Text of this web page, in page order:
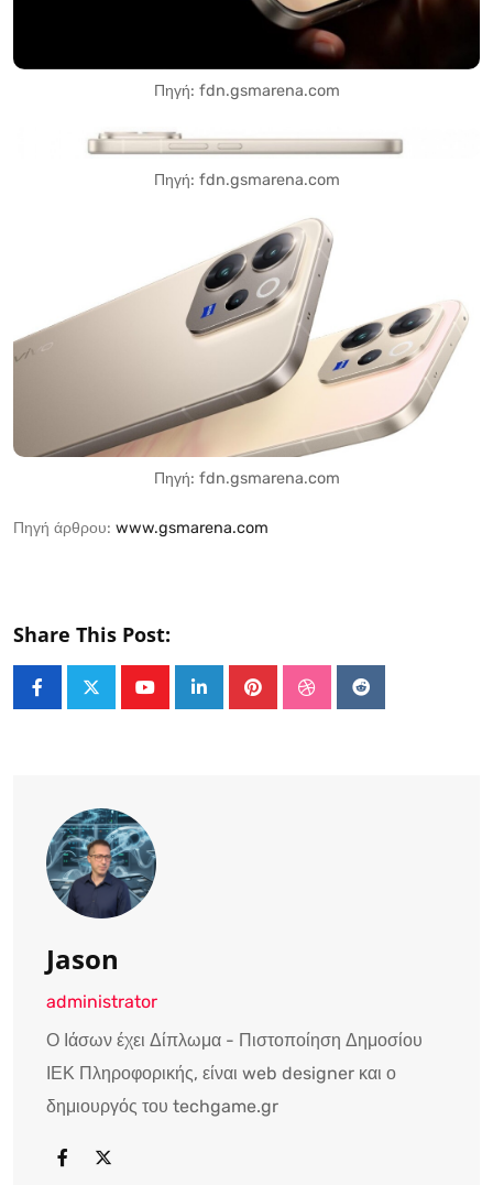
Πηγή: fdn.gsmarena.com
Πηγή: fdn.gsmarena.com
Πηγή: fdn.gsmarena.com
Πηγή άρθρου: www.gsmarena.com
Share This Post:
LinkedInPinterestStumbleUpon
Reddit
Jason
administrator
Ο Ιάσων έχει Δίπλωμα - Πιστοποίηση Δημοσίου
ΙΕΚ Πληροφορικής, είναι web designer και ο
δημιουργός του techgame.gr